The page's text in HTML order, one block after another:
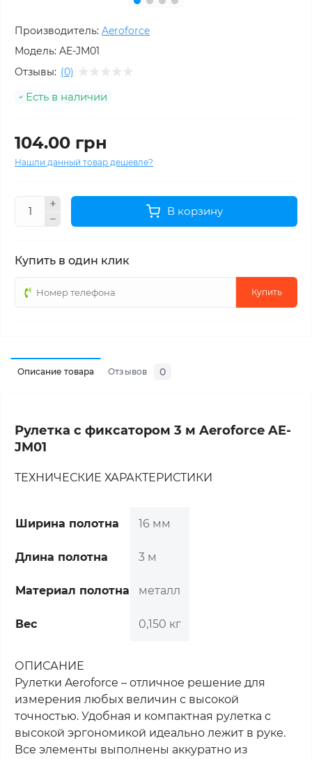
Производитель: Aeroforce
Модель: AE-JM01
Отзывы: (0)
Есть в наличии
104.00 грн
Нашли данный товар дешевле?
В корзину
Купить в один клик
Купить
Описание товара Отзывов 0
Рулетка с фиксатором 3 м Aeroforce AE-
JM01
ТЕХНИЧЕСКИЕ ХАРАКТЕРИСТИКИ
Ширина полотна 16 мм
Длина полотна 3 м
Материал полотна металл
Вес 0,150 кг
ОПИСАНИЕ
Рулетки Aeroforce – отличное решение для
измерения любых величин с высокой
точностью. Удобная и компактная рулетка с
высокой эргономикой идеально лежит в руке.
Все элементы выполнены аккуратно из